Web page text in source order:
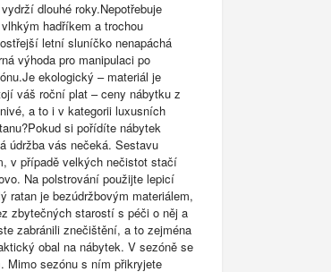
dlouhé roky.Nepotřebuje
hadříkem a trochou
letní sluníčko nenapáchá
výhoda pro manipulaci po
ekologický – materiál je
váš roční plat – ceny nábytku z
a to i v kategorii luxusních
si pořídíte nábytek
údržba vás nečeká. Sestavu
v případě velkých nečistot stačí
Na polstrování použijte lepicí
ratan je bezúdržbovým materiálem,
zbytečných starostí s péči o něj a
zabránili znečištění, a to zejména
obal na nábytek. V sezóně se
Mimo sezónu s ním přikryjete